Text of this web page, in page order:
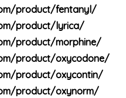
product/fentanyl/
product/lyrica/
product/morphine/
product/oxycodone/
product/oxycontin/
product/oxynorm/